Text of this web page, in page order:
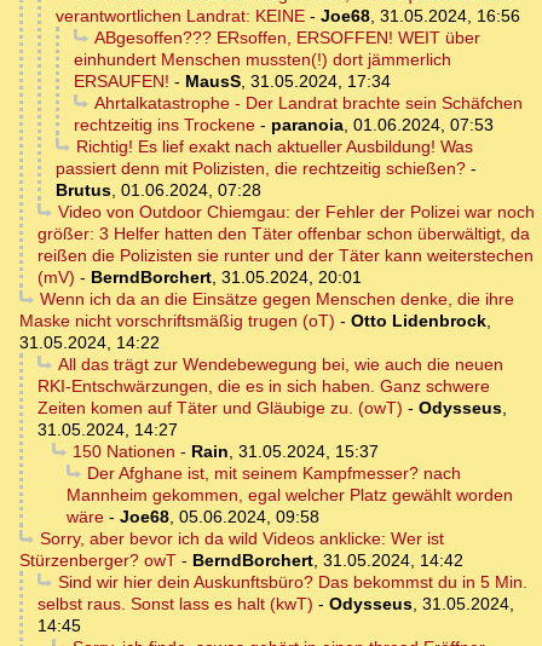
verantwortlichen Landrat: KEINE - Joe68, 31.05.2024, 16:56
ABgesoffen??? ERsoffen, ERSOFFEN! WEIT über
einhundert Menschen mussten(!) dort jämmerlich
ERSAUFEN! - MausS, 31.05.2024, 17:34
Ahrtalkatastrophe - Der Landrat brachte sein Schäfchen
rechtzeitig ins Trockene - paranoia, 01.06.2024, 07:53
Richtig! Es lief exakt nach aktueller Ausbildung! Was
passiert denn mit Polizisten, die rechtzeitig schießen? -
Brutus, 01.06.2024, 07:28
Video von Outdoor Chiemgau: der Fehler der Polizei war noch
größer: 3 Helfer hatten den Täter offenbar schon überwältigt, da
reißen die Polizisten sie runter und der Täter kann weiterstechen
(mV) - BerndBorchert, 31.05.2024, 20:01
Wenn ich da an die Einsätze gegen Menschen denke, die ihre
Maske nicht vorschriftsmäßig trugen (oT) - Otto Lidenbrock,
31.05.2024, 14:22
All das trägt zur Wendebewegung bei, wie auch die neuen
RKI-Entschwärzungen, die es in sich haben. Ganz schwere
Zeiten komen auf Täter und Gläubige zu. (owT) - Odysseus,
31.05.2024, 14:27
150 Nationen - Rain, 31.05.2024, 15:37
Der Afghane ist, mit seinem Kampfmesser? nach
Mannheim gekommen, egal welcher Platz gewählt worden
wäre - Joe68, 05.06.2024, 09:58
Sorry, aber bevor ich da wild Videos anklicke: Wer ist
Stürzenberger? owT - BerndBorchert, 31.05.2024, 14:42
Sind wir hier dein Auskunftsbüro? Das bekommst du in 5 Min.
selbst raus. Sonst lass es halt (kwT) - Odysseus, 31.05.2024,
14:45